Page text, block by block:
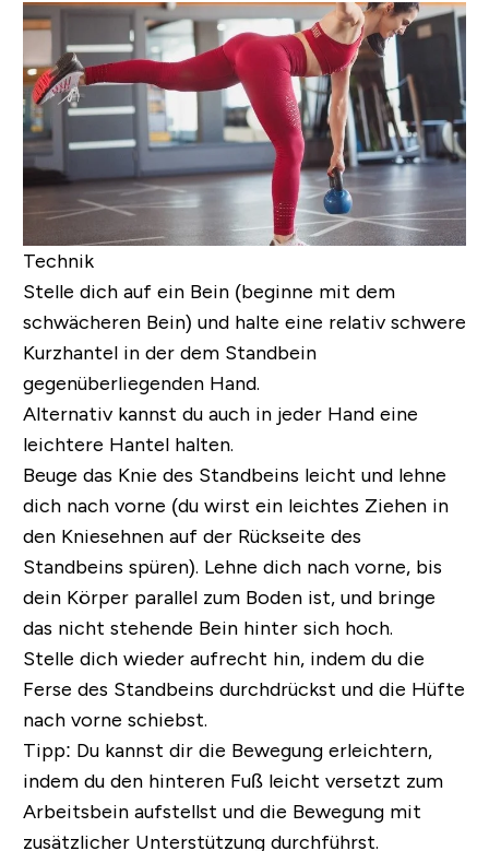
Technik
Stelle dich auf ein Bein (beginne mit dem
schwächeren Bein) und halte eine relativ schwere
Kurzhantel in der dem Standbein
gegenüberliegenden Hand.
Alternativ kannst du auch in jeder Hand eine
leichtere Hantel halten.
Beuge das Knie des Standbeins leicht und lehne
dich nach vorne (du wirst ein leichtes Ziehen in
den Kniesehnen auf der Rückseite des
Standbeins spüren). Lehne dich nach vorne, bis
dein Körper parallel zum Boden ist, und bringe
das nicht stehende Bein hinter sich hoch.
Stelle dich wieder aufrecht hin, indem du die
Ferse des Standbeins durchdrückst und die Hüfte
nach vorne schiebst.
Tipp: Du kannst dir die Bewegung erleichtern,
indem du den hinteren Fuß leicht versetzt zum
Arbeitsbein aufstellst und die Bewegung mit
zusätzlicher Unterstützung durchführst.